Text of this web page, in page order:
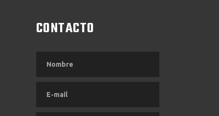
CONTACTO